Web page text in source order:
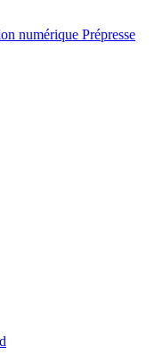
numérique Prépresse